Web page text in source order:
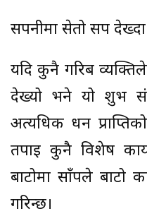
सपनीमा सेतो सर्प
यदि कुनै गरिब
देख्यो भने यो शुभ
अत्यधिक धन
तपाई कुनै विशेष
बाटोमा साँपले बाटो
गरिन्छ।